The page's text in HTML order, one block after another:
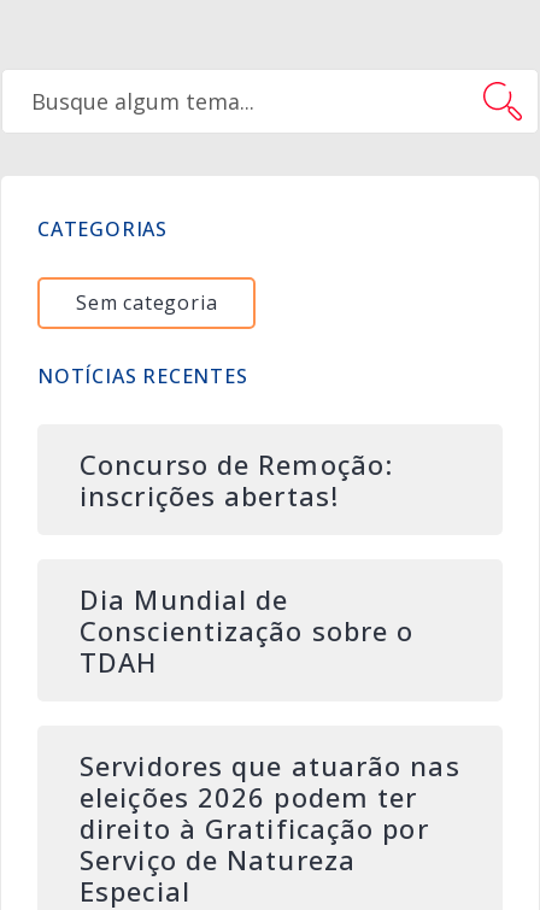
CATEGORIAS
Sem categoria
NOTÍCIAS RECENTES
Concurso de Remoção:
inscrições abertas!
Dia Mundial de
Conscientização sobre o
TDAH
Servidores que atuarão nas
eleições 2026 podem ter
direito à Gratificação por
Serviço de Natureza
Especial